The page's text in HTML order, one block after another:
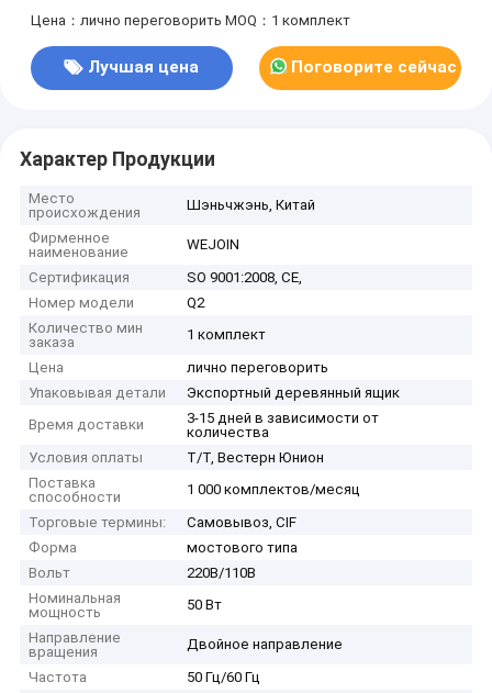
Цена：лично переговорить MOQ：1 комплект
Лучшая цена Поговорите сейчас
Характер Продукции
Место
происхождения
Шэньчжэнь, Китай
Фирменное
наименование
WEJOIN
Сертификация
SO 9001:2008, CE,
Номер модели
Q2
Количество мин
заказа
1 комплект
Цена
лично переговорить
Упаковывая детали
Экспортный деревянный ящик
Время доставки
3-15 дней в зависимости от
количества
Условия оплаты
Т/Т, Вестерн Юнион
Поставка
способности
1 000 комплектов/месяц
Торговые термины:
Самовывоз, CIF
Форма
мостового типа
Вольт
220В/110В
Номинальная
мощность
50 Вт
Направление
вращения
Двойное направление
Частота
50 Гц/60 Гц